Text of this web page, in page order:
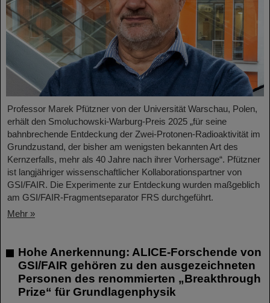
Professor Marek Pfützner von der Universität Warschau, Polen,
erhält den Smoluchowski-Warburg-Preis 2025 „für seine
bahnbrechende Entdeckung der Zwei-Protonen-Radioaktivität im
Grundzustand, der bisher am wenigsten bekannten Art des
Kernzerfalls, mehr als 40 Jahre nach ihrer Vorhersage“. Pfützner
ist langjähriger wissenschaftlicher Kollaborationspartner von
GSI/FAIR. Die Experimente zur Entdeckung wurden maßgeblich
am GSI/FAIR-Fragmentseparator FRS durchgeführt.
Mehr »
Hohe Anerkennung: ALICE-Forschende von
GSI/FAIR gehören zu den ausgezeichneten
Personen des renommierten „Breakthrough
Prize“ für Grundlagenphysik